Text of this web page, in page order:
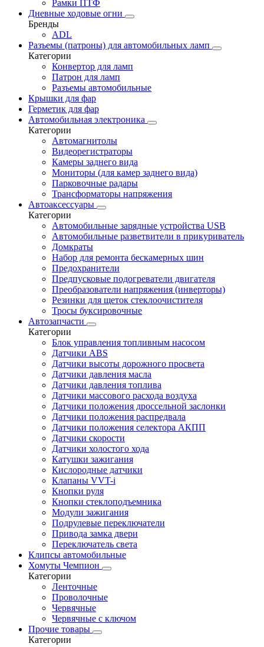
Рамки ПТФ
Дневные ходовые огни
Бренды
ADL
Разъемы (патроны) для автомобильных ламп
Категории
Конвертор для ламп
Патрон для ламп
Разъемы автомобильные
Крышки для фар
Герметик для фар
Автомобильная электроника
Категории
Автомагнитолы
Видеорегистраторы
Камеры заднего вида
Мониторы (для камер заднего вида)
Парковочные радары
Трансформаторы напряжения
Автоаксессуары
Категории
Автомобильные зарядные устройства USB
Автомобильные разветвители в прикуриватель
Домкраты
Набор для ремонта бескамерных шин
Предохранители
Предпусковые подогреватели двигателя
Преобразователи напряжения (инверторы)
Резинки для щеток стеклоочистителя
Тросы буксировочные
Автозапчасти
Категории
Блок управления топливным насосом
Датчики ABS
Датчики высоты дорожного просвета
Датчики давления масла
Датчики давления топлива
Датчики массового расхода воздуха
Датчики положения дроссельной заслонки
Датчики положения распредвала
Датчики положения селектора АКПП
Датчики скорости
Датчики холостого хода
Катушки зажигания
Кислородные датчики
Клапаны VVT-i
Кнопки руля
Кнопки стеклоподъемника
Модули зажигания
Подрулевые переключатели
Привода замка двери
Переключатель света
Клипсы автомобильные
Хомуты Чемпион
Категории
Ленточные
Проволочные
Червячные
Червячные с ключом
Прочие товары
Категории